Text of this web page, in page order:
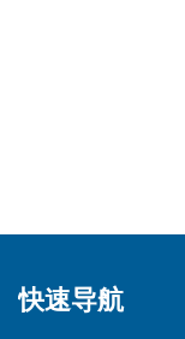
快速导航